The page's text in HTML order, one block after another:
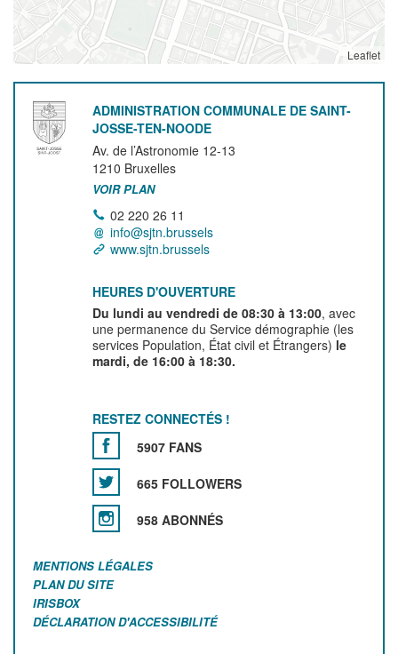
Leaflet
ADMINISTRATION COMMUNALE DE SAINT-
JOSSE-TEN-NOODE
Av. de l’Astronomie 12-13
1210 Bruxelles
VOIR PLAN
02 220 26 11
info@sjtn.brussels
www.sjtn.brussels
HEURES D'OUVERTURE
Du lundi au vendredi de 08:30 à 13:00, avec
une permanence du Service démographie (les
services Population, État civil et Étrangers) le
mardi, de 16:00 à 18:30.
RESTEZ CONNECTÉS !
5907 FANS
665 FOLLOWERS
958 ABONNÉS
MENTIONS LÉGALES
PLAN DU SITE
IRISBOX
DÉCLARATION D'ACCESSIBILITÉ